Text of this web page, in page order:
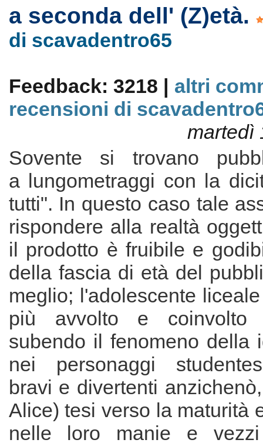
a seconda dell' (Z)età.
di scavadentro65
Feedback: 3218 | altri
recensioni di
martedì
Sovente si trovano
a lungometraggi con la
tutti". In questo caso tale
rispondere alla realtà
il prodotto è fruibile e
della fascia di età del
meglio; l'adolescente
più avvolto e coinvolto
subendo il fenomeno della
nei personaggi
bravi e divertenti
Alice) tesi verso la maturità
nelle loro manie e